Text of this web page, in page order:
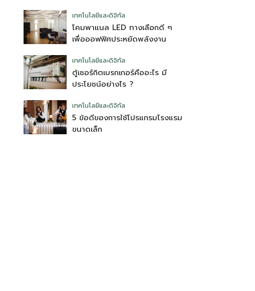
เทคโนโลยีและดิจิทัล
โคมพาแนล LED ทางเลือกดี ๆ
เพื่อออฟฟิศประหยัดพลังงาน
เทคโนโลยีและดิจิทัล
ตู้เซอร์กิตเบรกเกอร์คืออะไร มี
ประโยชน์อย่างไร ?
เทคโนโลยีและดิจิทัล
5 ข้อดีของการใช้โปรแกรมโรงแรม
ขนาดเล็ก